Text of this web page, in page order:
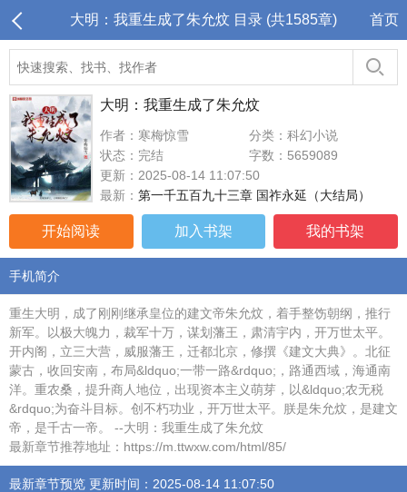
大明：我重生成了朱允炆 目录 (共1585章) 首页
大明：我重生成了朱允炆
作者：寒梅惊雪
分类：科幻小说
状态：完结
字数：5659089
更新：2025-08-14 11:07:50
最新： 第一千五百九十三章 国祚永延（大结局）
开始阅读 加入书架 我的书架
手机简介
重生大明，成了刚刚继承皇位的建文帝朱允炆，着手整饬朝纲，推行
新军。以极大魄力，裁军十万，谋划藩王，肃清宇内，开万世太平。
开内阁，立三大营，威服藩王，迁都北京，修撰《建文大典》。北征
蒙古，收回安南，布局&ldquo;一带一路&rdquo;，路通西域，海通南
洋。重农桑，提升商人地位，出现资本主义萌芽，以&ldquo;农无税
&rdquo;为奋斗目标。创不朽功业，开万世太平。朕是朱允炆，是建文
帝，是千古一帝。 --大明：我重生成了朱允炆
最新章节推荐地址：https://m.ttwxw.com/html/85/
最新章节预览 更新时间：2025-08-14 11:07:50